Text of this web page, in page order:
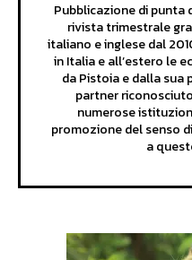
Pubblicazione di punta
rivista trimestrale
italiano e inglese dal
in Italia e all’estero le
da Pistoia e dalla sua
partner
numerose
promozione del senso
a